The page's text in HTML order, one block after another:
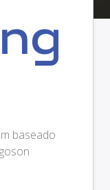
baseado